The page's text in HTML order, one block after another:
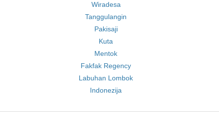
Wiradesa
Tanggulangin
Pakisaji
Kuta
Mentok
Fakfak Regency
Labuhan Lombok
Indonezija